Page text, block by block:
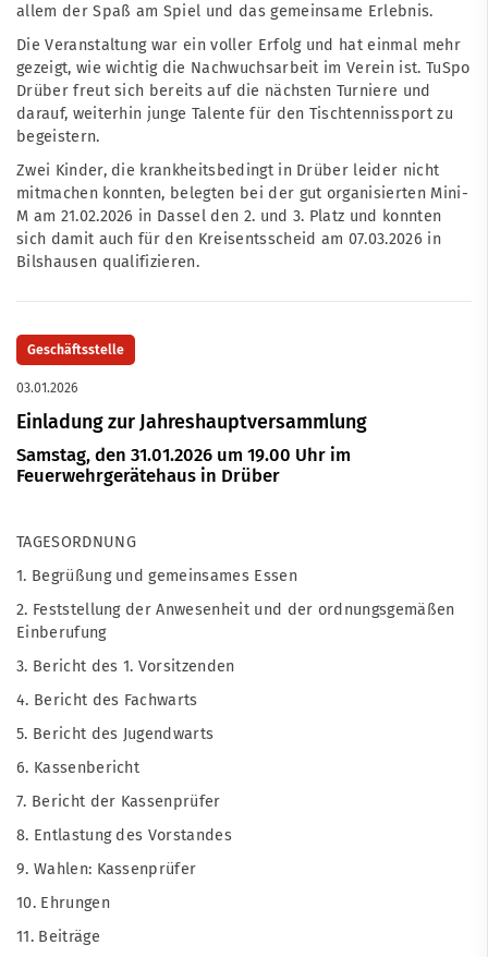
allem der Spaß am Spiel und das gemeinsame Erlebnis.
Die Veranstaltung war ein voller Erfolg und hat einmal mehr
gezeigt, wie wichtig die Nachwuchsarbeit im Verein ist. TuSpo
Drüber freut sich bereits auf die nächsten Turniere und
darauf, weiterhin junge Talente für den Tischtennissport zu
begeistern.
Zwei Kinder, die krankheitsbedingt in Drüber leider nicht
mitmachen konnten, belegten bei der gut organisierten Mini-
M am 21.02.2026 in Dassel den 2. und 3. Platz und konnten
sich damit auch für den Kreisentsscheid am 07.03.2026 in
Bilshausen qualifizieren.
Geschäftsstelle
03.01.2026
Einladung zur Jahreshauptversammlung
Samstag, den 31.01.2026 um 19.00 Uhr im
Feuerwehrgerätehaus in Drüber
TAGESORDNUNG
1. Begrüßung und gemeinsames Essen
2. Feststellung der Anwesenheit und der ordnungsgemäßen
Einberufung
3. Bericht des 1. Vorsitzenden
4. Bericht des Fachwarts
5. Bericht des Jugendwarts
6. Kassenbericht
7. Bericht der Kassenprüfer
8. Entlastung des Vorstandes
9. Wahlen: Kassenprüfer
10. Ehrungen
11. Beiträge